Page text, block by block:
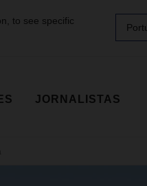
to see specific
JORNALISTAS